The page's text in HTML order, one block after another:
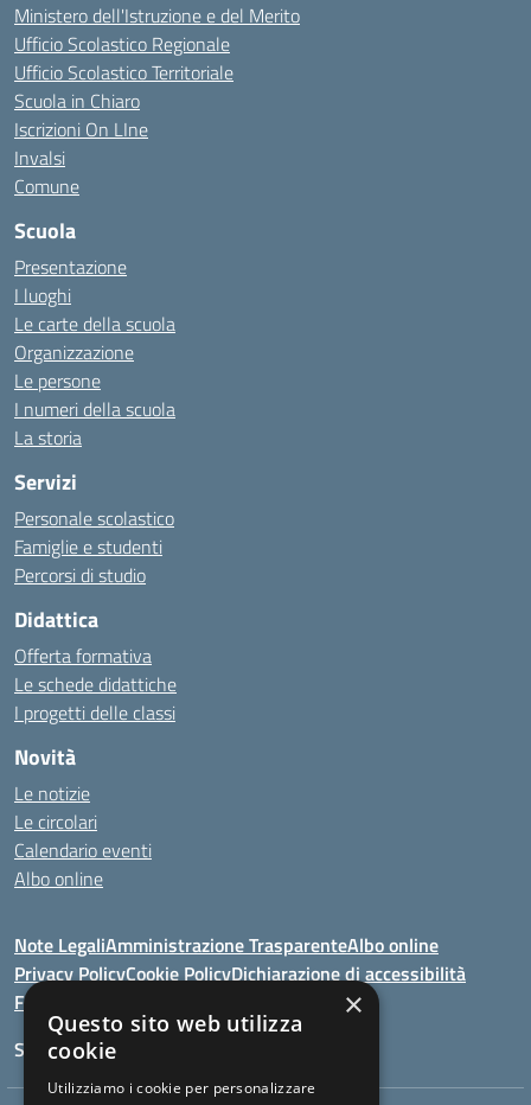
Ministero dell'Istruzione e del Merito
Ufficio Scolastico Regionale
Ufficio Scolastico Territoriale
Scuola in Chiaro
Iscrizioni On LIne
Invalsi
Comune
Scuola
Presentazione
I luoghi
Le carte della scuola
Organizzazione
Le persone
I numeri della scuola
La storia
Servizi
Personale scolastico
Famiglie e studenti
Percorsi di studio
Didattica
Offerta formativa
Le schede didattiche
I progetti delle classi
Novità
Le notizie
Le circolari
Calendario eventi
Albo online
Note LegaliAmministrazione TrasparenteAlbo online
Privacy PolicyCookie PolicyDichiarazione di accessibilità
Feedback
Seguici su:
×
Questo sito web utilizza
cookie
Utilizziamo i cookie per personalizzare